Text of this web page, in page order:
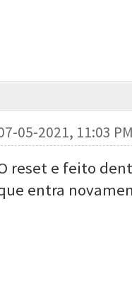
05-2021, 11:03
reset e feito
entra